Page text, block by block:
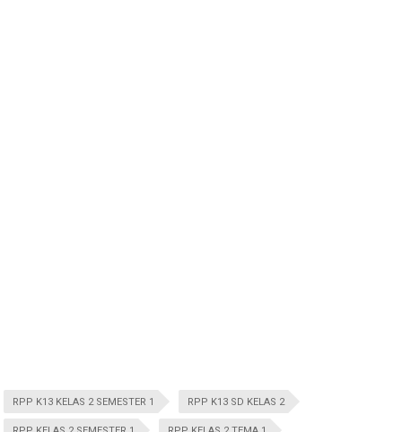
RPP K13 KELAS 2 SEMESTER 1 RPP K13 SD KELAS 2